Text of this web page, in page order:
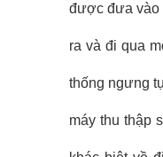
được đưa vào
ra và đi qua
thống ngưng
máy thu thập